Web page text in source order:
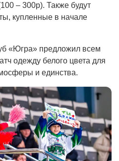
– 300р). Также будут
купленные в начале
«Югра» предложил всем
одежду белого цвета для
и единства.